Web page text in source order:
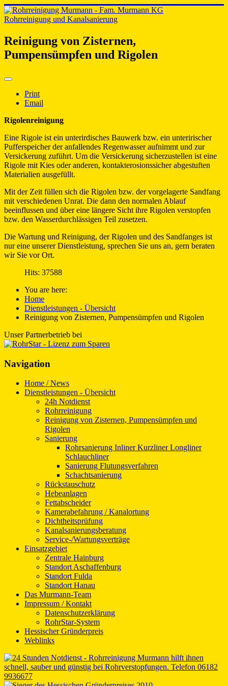
Rohrreinigung und Kanalsanierung
Reinigung von Zisternen,
Pumpensümpfen und Rigolen
Print
Email
Rigolenreinigung
Eine Rigole ist ein unterirdisches Bauwerk bzw. ein unteririscher
Pufferspeicher der anfallendes Regenwasser aufnimmt und zur
Versickerung zuführt. Um die Versickerung sicherzustellen ist eine
Rigole mit Kies oder anderen, kontakterosionssicher abgestuften
Materialien ausgefüllt.
Mit der Zeit füllen sich die Rigolen bzw. der vorgelagerte Sandfang
mit verschiedenen Unrat. Die dann den normalen Ablauf
beeinflussen und über eine längere Sicht ihre Rigolen verstopfen
bzw. den Wasserdurchlässigen Teil zusetzen.
Die Wartung und Reinigung, der Rigolen und des Sandfanges ist
nur eine unserer Dienstleistung, sprechen Sie uns an, gern beraten
wir Sie vor Ort.
Hits: 37588
You are here:
Home
Dienstleistungen - Übersicht
Reinigung von Zisternen, Pumpensümpfen und Rigolen
Unser Partnerbetrieb bei
Navigation
Home / News
Dienstleistungen - Übersicht
24h Notdienst
Rohrreinigung
Reinigung von Zisternen, Pumpensümpfen und
Rigolen
Sanierung
Rohrsanierung Inliner Kurzliner Longliner
Schlauchliner
Sanierung Flutungsverfahren
Schachtsanierung
Rückstauschutz
Hebeanlagen
Fettabscheider
Kamerabefahrung / Kanalortung
Dichtheitsprüfung
Kanalsanierungsberatung
Service-/Wartungsverträge
Einsatzgebiet
Zentrale Hainburg
Standort Aschaffenburg
Standort Fulda
Standort Hanau
Das Murmann-Team
Impressum / Kontakt
Datenschutzerklärung
RohrStar-System
Hessischer Gründerpreis
Weblinks